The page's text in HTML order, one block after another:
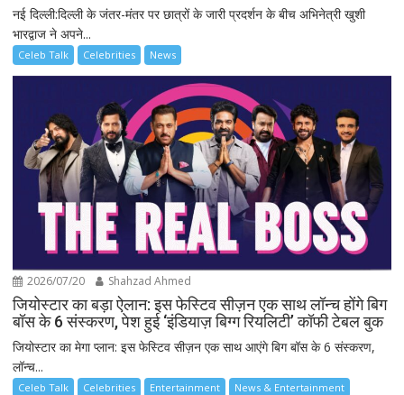
नई दिल्ली:दिल्ली के जंतर-मंतर पर छात्रों के जारी प्रदर्शन के बीच अभिनेत्री खुशी
भारद्वाज ने अपने...
Celeb Talk Celebrities News
2026/07/20 Shahzad Ahmed
जियोस्टार का बड़ा ऐलान: इस फेस्टिव सीज़न एक साथ लॉन्च होंगे बिग
बॉस के 6 संस्करण, पेश हुई ‘इंडियाज़ बिग्ग रियलिटी’ कॉफी टेबल बुक
जियोस्टार का मेगा प्लान: इस फेस्टिव सीज़न एक साथ आएंगे बिग बॉस के 6 संस्करण,
लॉन्च...
Celeb Talk Celebrities Entertainment News & Entertainment